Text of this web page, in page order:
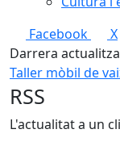
Facebook
X
Darrera
Taller mòbil de
RSS
L'actualitat a un